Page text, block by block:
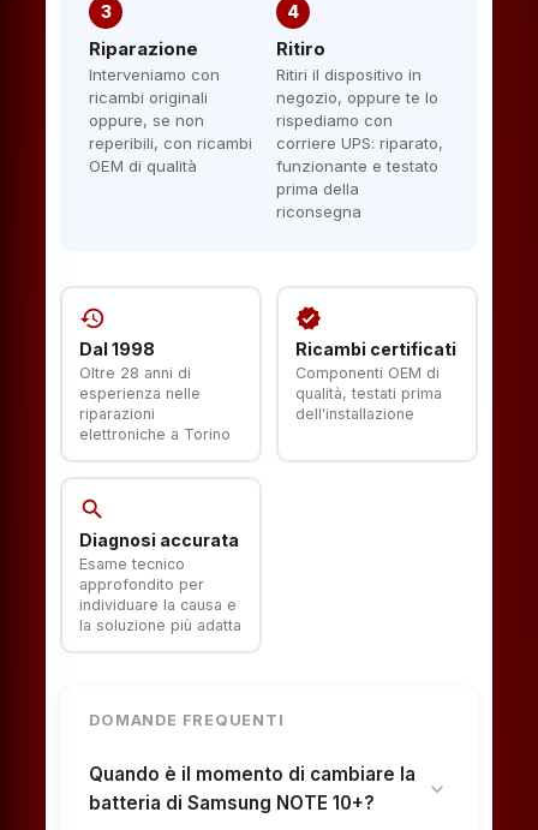
3
Riparazione
Interveniamo con
ricambi originali
oppure, se non
reperibili, con ricambi
OEM di qualità
4
Ritiro
Ritiri il dispositivo in
negozio, oppure te lo
rispediamo con
corriere UPS: riparato,
funzionante e testato
prima della
riconsegna
history
Dal 1998
Oltre 28 anni di
esperienza nelle
riparazioni
elettroniche a Torino
verified
Ricambi certificati
Componenti OEM di
qualità, testati prima
dell'installazione
search
Diagnosi accurata
Esame tecnico
approfondito per
individuare la causa e
la soluzione più adatta
DOMANDE FREQUENTI
Quando è il momento di cambiare la
batteria di Samsung NOTE 10+?
expand_more